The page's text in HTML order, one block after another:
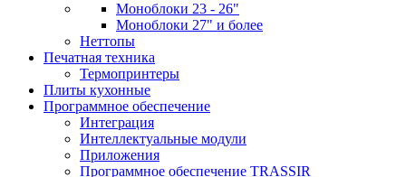
Моноблоки 23 - 26"
Моноблоки 27" и более
Неттопы
Печатная техника
Термопринтеры
Плиты кухонные
Программное обеспечение
Интеграция
Интеллектуальные модули
Приложения
Программное обеспечение TRASSIR